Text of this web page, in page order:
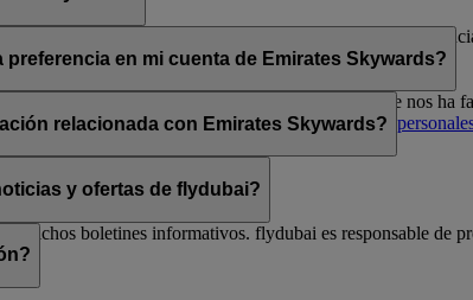
de Emirates, Emirates Skywards o flydubai. Sus
en mi cuenta de Emirates Skywards?
de socio de Emirates Skywards o el nombre que nos ha
suscripciones por correo electrónico enPreferencias
relacionada con Emirates Skywards?
y ofertas de flydubai?
dichos boletines informativos. flydubai es responsable de